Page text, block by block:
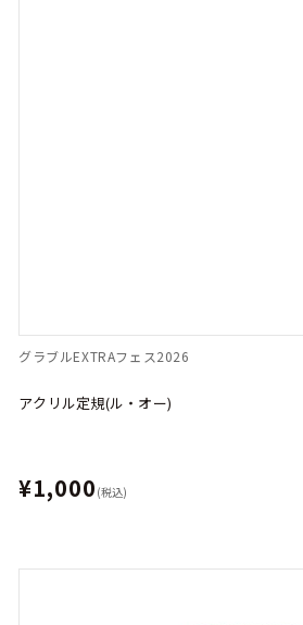
グラブルEXTRAフェス2026
アクリル定規(ル・オー)
¥1,000 (税込)